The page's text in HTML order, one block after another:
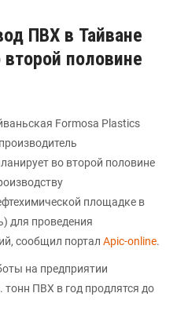
ПВХ в Тайване
половине
Formosa Plastics
во второй половине
площадке в
для проведения
сообщил портал Apic-online.
на предприятии
ПВХ в год продлятся до